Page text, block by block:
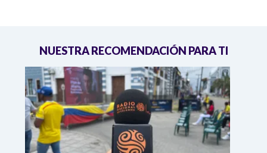
NUESTRA RECOMENDACIÓN PARA TI